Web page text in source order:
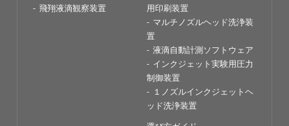
飛翔液滴観察装置
用印刷装置
マルチノズルヘッド洗浄装
置
液滴自動計測ソフトウェア
インクジェット実験用圧力
制御装置
１ノズルインクジェットヘ
ッド洗浄装置